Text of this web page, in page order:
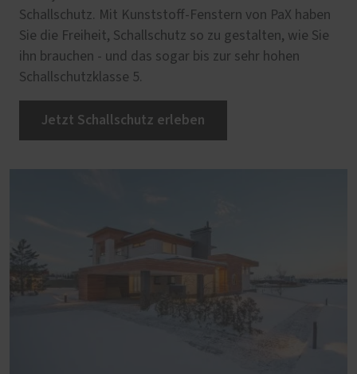
Schallschutz. Mit Kunststoff-Fenstern von PaX haben
Sie die Freiheit, Schallschutz so zu gestalten, wie Sie
ihn brauchen - und das sogar bis zur sehr hohen
Schallschutzklasse 5.
Jetzt Schallschutz erleben